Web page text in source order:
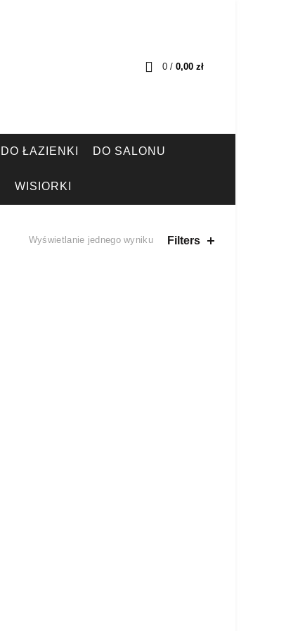
0 / 0,00 zł
DO ŁAZIENKI DO SALONU
WISIORKI
Wyświetlanie jednego wyniku Filters